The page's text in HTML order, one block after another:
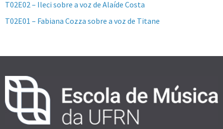
T02E02 – Ileci sobre a voz de Alaíde Costa
T02E01 – Fabiana Cozza sobre a voz de Titane